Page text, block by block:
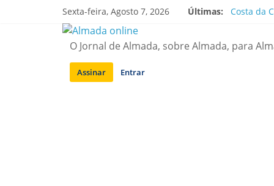
Sexta-feira, Agosto 7, 2026 Últimas:
Costa da
Ponte 25
O Jornal de Almada, sobre Almada, para
Assinar Entrar